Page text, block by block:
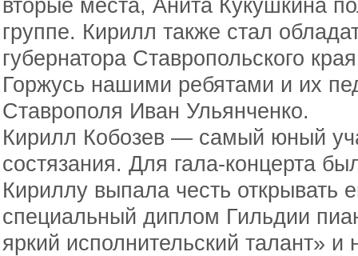
вторые места, Анита Кукушкина
группе. Кирилл также стал
губернатора Ставропольского
Горжусь нашими ребятами и их
Ставрополя Иван Ульянченко.
Кирилл Кобозев — самый юный
состязания. Для гала-концерта
Кириллу выпала честь открывать
специальный диплом Гильдии
яркий исполнительский талант»